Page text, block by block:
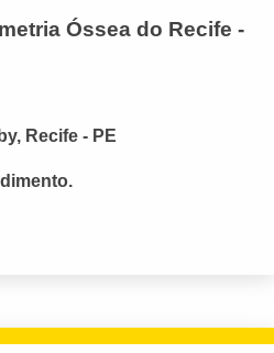
Óssea do Recife -
Recife - PE